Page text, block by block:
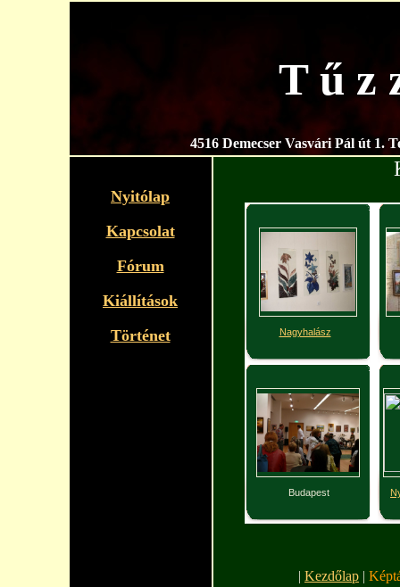
T ű z
4516 Demecser Vasvári Pál út 1.
Nyitólap
Kapcsolat
Fórum
Kiállítások
Történet
Nagyhalász
Budapest
| Kezdőlap |